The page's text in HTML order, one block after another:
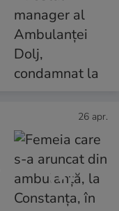
26 apr.